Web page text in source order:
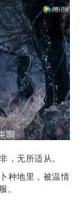
，无所适从。
种地里，被温情
。